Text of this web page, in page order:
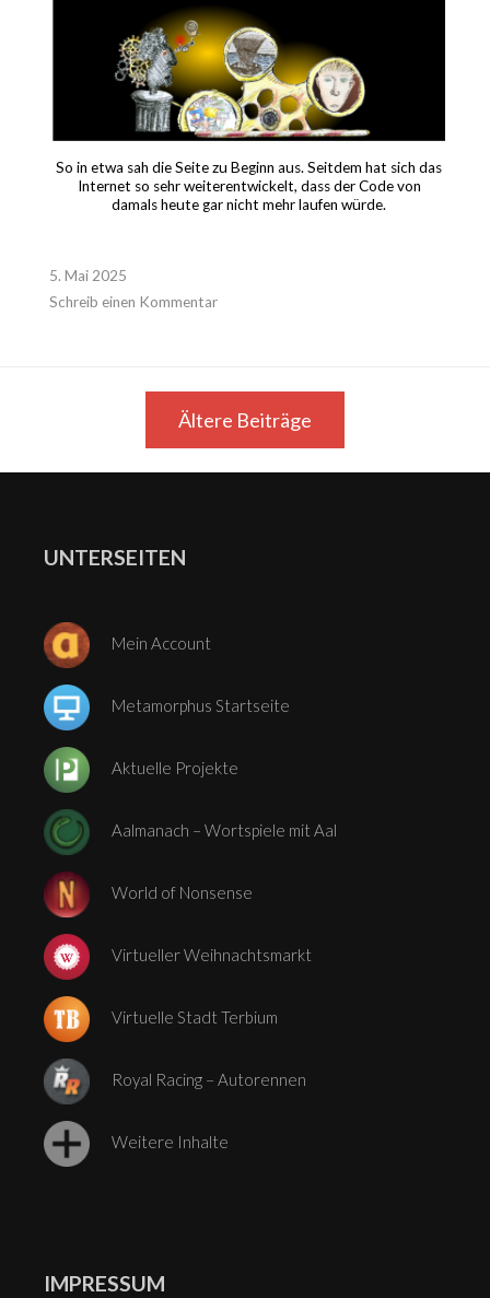
So in etwa sah die Seite zu Beginn aus. Seitdem hat sich das
Internet so sehr weiterentwickelt, dass der Code von
damals heute gar nicht mehr laufen würde.
5. Mai 2025
Schreib einen Kommentar
BeitragsnavigationÄltere Beiträge
UNTERSEITEN
Mein Account
Metamorphus Startseite
Aktuelle Projekte
Aalmanach – Wortspiele mit Aal
World of Nonsense
Virtueller Weihnachtsmarkt
Virtuelle Stadt Terbium
Royal Racing – Autorennen
Weitere Inhalte
IMPRESSUM